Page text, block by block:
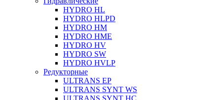
HYDRO HL
HYDRO HLPD
HYDRO HM
HYDRO HME
HYDRO HV
HYDRO SW
HYDRO HVLP
Редукторные
ULTRANS EP
ULTRANS SYNT WS
ULTRANS SYNT HC